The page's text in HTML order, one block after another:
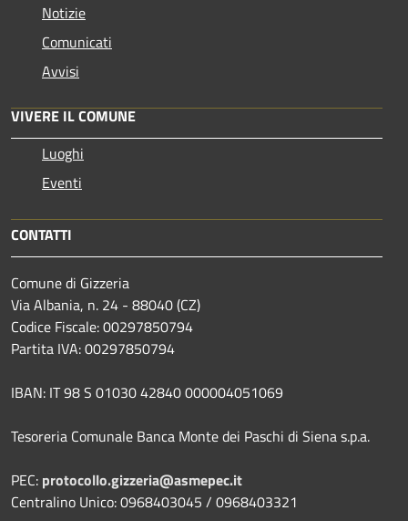
Notizie
Comunicati
Avvisi
VIVERE IL COMUNE
Luoghi
Eventi
CONTATTI
Comune di Gizzeria
Via Albania, n. 24 - 88040 (CZ)
Codice Fiscale: 00297850794
Partita IVA: 00297850794
IBAN: IT 98 S 01030 42840 000004051069
Tesoreria Comunale Banca Monte dei Paschi di Siena s.p.a.
PEC: protocollo.gizzeria@asmepec.it
Centralino Unico: 0968403045 / 0968403321